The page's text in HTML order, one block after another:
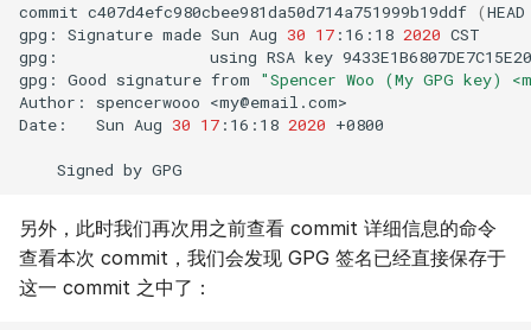
commit c407d4efc980cbee981da50d714a751999b19ddf (HEAD
gpg:
Signature made Sun Aug 30 17 :16:18 2020 CST
gpg:
using RSA key
gpg:
Good signature from "Spencer Woo (My GPG key) <
Author:
spencerwooo <my@email.com>
Date:
Sun Aug 30 17 :16:18 2020 +0800
Signed by
另外，此时我们再次用之前查看 commit 详细信息的命令
查看本次 commit，我们会发现 GPG 签名已经直接保存于
这一 commit 之中了：